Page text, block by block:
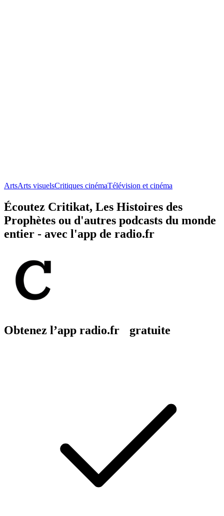
ArtsArts visuelsCritiques cinémaTélévision et cinéma
Écoutez Critikat, Les Histoires des
Prophètes ou d'autres podcasts du monde
entier - avec l'app de radio.fr
Obtenez l’app radio.fr gratuite